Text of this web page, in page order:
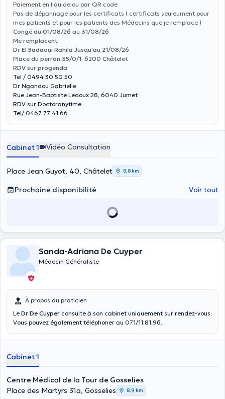
Paiement en liquide ou par QR code
Pas de dépannage pour les certificats ( certificats seuleument pour
mes patients et pour les patients des Médecins que je remplace )
Congé du 01/08/26 au 31/08/26
Me remplacent
Dr El Badaoui Rahila Jusqu'au 21/08/26
Place du perron 35/0/1, 6200 Châtelet
RDV sur progenda
Tel / 0494 30 50 50
Dr Ngandou Gabrielle
Rue Jean-Baptiste Ledoux 28, 6040 Jumet
RDV sur Doctoranytime
Tel/ 0467 77 41 66
Cabinet 1 Vidéo Consultation
Place Jean Guyot, 40, Châtelet 8,8 km
Prochaine disponibilité Voir tout
Sanda-Adriana De Cuyper
Médecin Généraliste
À propos du praticien
Le Dr De Cuyper consulte à son cabinet uniquement sur rendez-vous.
Vous pouvez également téléphoner au 071/11.81.96.
Cabinet 1
Centre Médical de la Tour de Gosselies
Place des Martyrs 31a, Gosselies
8,9 km